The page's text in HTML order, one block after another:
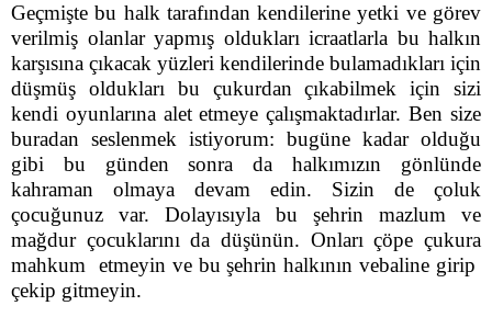
Geçmişte bu halk tarafından kendilerine yetki ve görev
verilmiş olanlar yapmış oldukları icraatlarla bu halkın
karşısına çıkacak yüzleri kendilerinde bulamadıkları için
düşmüş oldukları bu çukurdan çıkabilmek için sizi
kendi oyunlarına alet etmeye çalışmaktadırlar. Ben size
buradan seslenmek istiyorum: bugüne kadar olduğu
gibi bu günden sonra da halkımızın gönlünde
kahraman olmaya devam edin. Sizin de çoluk
çocuğunuz var. Dolayısıyla bu şehrin mazlum ve
mağdur çocuklarını da düşünün. Onları çöpe çukura
mahkum etmeyin ve bu şehrin halkının vebaline girip
çekip gitmeyin.